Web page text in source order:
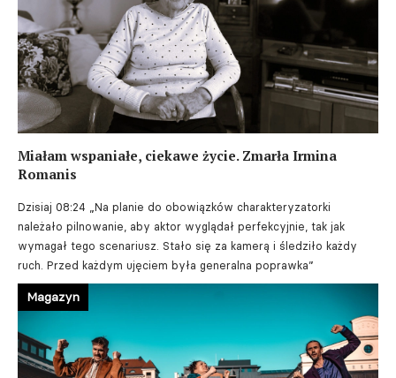
Miałam wspaniałe, ciekawe życie. Zmarła Irmina
Romanis
Dzisiaj 08:24 „Na planie do obowiązków charakteryzatorki
należało pilnowanie, aby aktor wyglądał perfekcyjnie, tak jak
wymagał tego scenariusz. Stało się za kamerą i śledziło każdy
ruch. Przed każdym ujęciem była generalna poprawka”
Magazyn